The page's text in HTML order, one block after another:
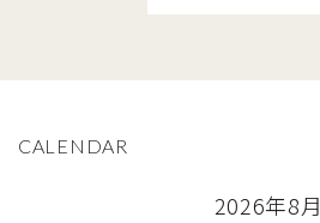
CALENDAR
2026年8月